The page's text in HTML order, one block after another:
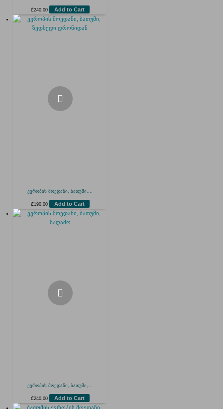
₾240.00 Add to Cart
ევროპის მოედანი, ბათუმი,...
₾190.00 Add to Cart
ევროპის მოედანი, ბათუმი,...
₾240.00 Add to Cart